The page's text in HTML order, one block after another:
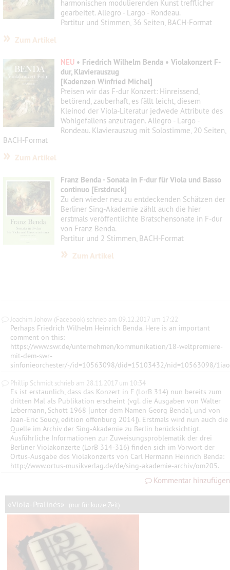
harmonischen modulierenden Kunst trefflicher
gearbeitet. Allegro - Largo - Rondeau.
Partitur und Stimmen, 36 Seiten, BACH-Format
» Zum Artikel
NEU • Friedrich Wilhelm Benda • Violakonzert F-
dur, Klavierauszug
[Kadenzen Winfried Michel]
Preisen wir das F-dur Konzert: Hinreissend,
betörend, zauberhaft, es fällt leicht, diesem
Kleinod der Viola-Literatur jedwede Attribute des
Wohlgefallens anzutragen. Allegro - Largo -
Rondeau. Klavierauszug mit Solostimme, 20 Seiten,
BACH-Format
» Zum Artikel
Franz Benda - Sonata in F-dur für Viola und Basso
continuo [Erstdruck]
Zu den wieder neu zu entdeckenden Schätzen der
Berliner Sing-Akademie zählt auch die hier
erstmals veröffentlichte Bratschensonate in F-dur
von Franz Benda.
Partitur und 2 Stimmen, BACH-Format
» Zum Artikel
Joachim Johow (Facebook) schrieb am 09.12.2017 um 17:22
Perhaps Friedrich Wilhelm Heinrich Benda. Here is an important
comment on this:
https://www.swr.de/unternehmen/kommunikation/18-weltpremiere-
mit-dem-swr-
sinfonieorchester/-/id=10563098/did=15103432/nid=10563098/
Phillip Schmidt schrieb am 28.11.2017 um 10:34
Es ist erstaunlich, dass das Konzert in F (LorB 314) nun bereits zum
dritten Mal als Publikation erscheint (vgl. die Ausgaben von Walter
Lebermann, Schott 1968 [unter dem Namen Georg Benda], und von
Jean-Eric Soucy, edition offenburg 2014]). Erstmals wird nun auch die
Quelle im Archiv der Sing-Akademie zu Berlin berücksichtigt.
Ausführliche Informationen zur Zuweisungsproblematik der drei
Berliner Violakonzerte (LorB 314-316) finden sich im Vorwort der
Ortus-Ausgabe des Violakonzerts von Carl Hermann Heinrich Benda:
http://www.ortus-musikverlag.de/de/sing-akademie-archiv/om205.
Kommentar hinzufügen
«Viola-Pralinés» (nur für kurze Zeit)